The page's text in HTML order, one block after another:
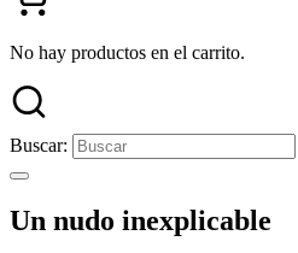
No hay productos en el carrito.
Buscar:
Un nudo inexplicable